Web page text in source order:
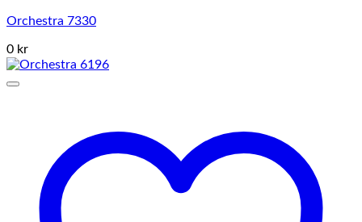
Orchestra 7330
0 kr